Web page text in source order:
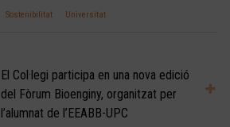
Sostenibilitat Universitat
El Col·legi participa en una nova edició
del Fòrum Bioenginy, organitzat per
l’alumnat de l’EEABB-UPC